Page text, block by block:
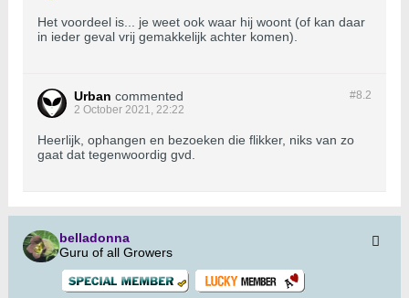
Het voordeel is... je weet ook waar hij woont (of kan daar
in ieder geval vrij gemakkelijk achter komen).
#8.2
Urban commented
2 October 2021, 22:22
Heerlijk, ophangen en bezoeken die flikker, niks van zo
gaat dat tegenwoordig gvd.
belladonna
Guru of all Growers